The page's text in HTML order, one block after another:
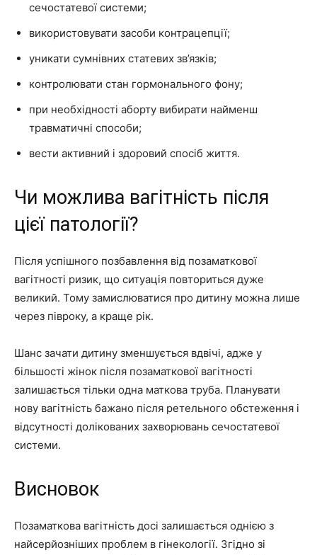
сечостатевої системи;
використовувати засоби контрацепції;
уникати сумнівних статевих зв’язків;
контролювати стан гормонального фону;
при необхідності аборту вибирати найменш
травматичні способи;
вести активний і здоровий спосіб життя.
Чи можлива вагітність після
цієї патології?
Після успішного позбавлення від позаматкової
вагітності ризик, що ситуація повториться дуже
великий. Тому замислюватися про дитину можна лише
через півроку, а краще рік.
Шанс зачати дитину зменшується вдвічі, адже у
більшості жінок після позаматкової вагітності
залишається тільки одна маткова труба. Планувати
нову вагітність бажано після ретельного обстеження і
відсутності долікованих захворювань сечостатевої
системи.
Висновок
Позаматкова вагітність досі залишається однією з
найсерйозніших проблем в гінекології. Згідно зі